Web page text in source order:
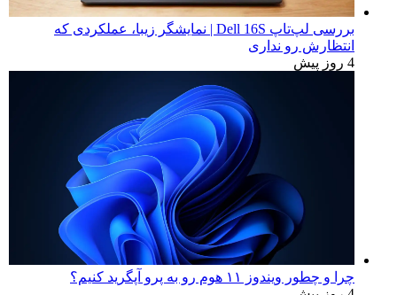
بررسی لپ‌تاپ Dell 16S | نمایشگر زیبا، عملکردی که
انتظارش رو نداری
4 روز پیش
چرا و چطور ویندوز ۱۱ هوم رو به پرو آپگرید کنیم؟